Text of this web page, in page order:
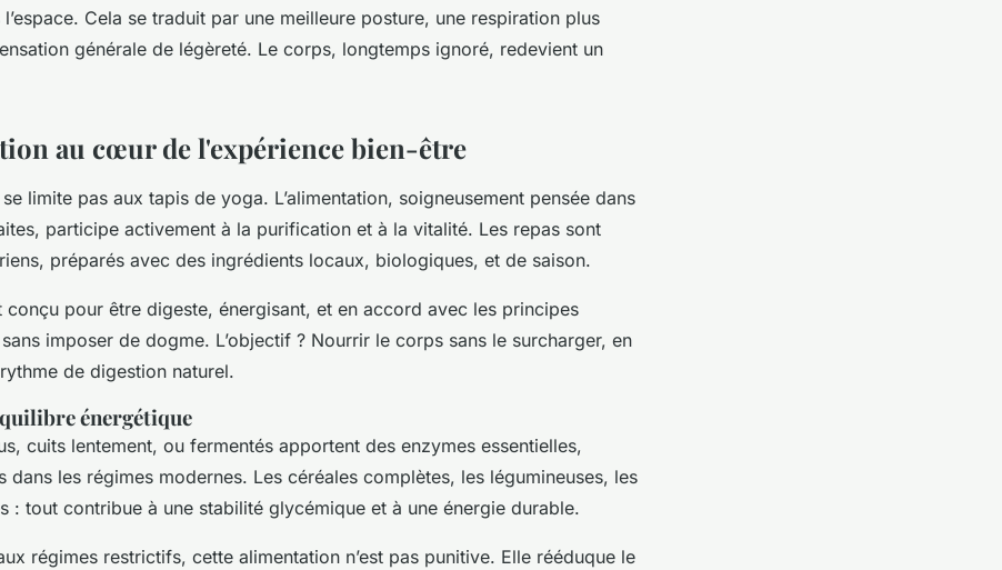
Cela se traduit par une meilleure posture, une respiration plus
générale de légèreté. Le corps, longtemps ignoré, redevient un
au cœur de l'expérience bien-être
limite pas aux tapis de yoga. L’alimentation, soigneusement pensée dans
participe activement à la purification et à la vitalité. Les repas sont
préparés avec des ingrédients locaux, biologiques, et de saison.
conçu pour être digeste, énergisant, et en accord avec les principes
imposer de dogme. L’objectif ? Nourrir le corps sans le surcharger, en
de digestion naturel.
énergétique
cuits lentement, ou fermentés apportent des enzymes essentielles,
dans les régimes modernes. Les céréales complètes, les légumineuses, les
: tout contribue à une stabilité glycémique et à une énergie durable.
régimes restrictifs, cette alimentation n’est pas punitive. Elle rééduque le